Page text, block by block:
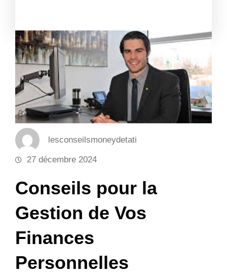
lesconseilsmoneydetati
27 décembre 2024
Conseils pour la
Gestion de Vos
Finances
Personnelles